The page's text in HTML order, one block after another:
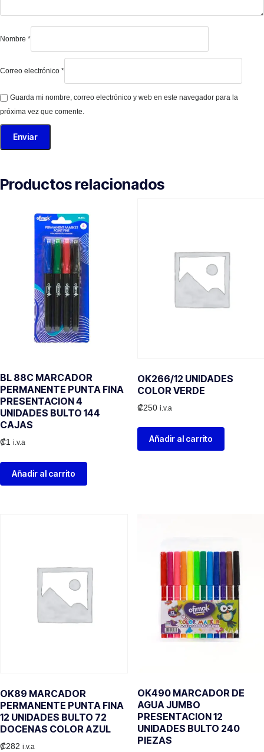
Nombre *
Correo electrónico *
Guarda mi nombre, correo electrónico y web en este navegador para la
próxima vez que comente.
Productos relacionados
BL 88C MARCADOR
PERMANENTE PUNTA FINA
PRESENTACION 4
UNIDADES BULTO 144
CAJAS
₡1 i.v.a
Añadir al carrito
OK266/12 UNIDADES
COLOR VERDE
₡250 i.v.a
Añadir al carrito
OK89 MARCADOR
PERMANENTE PUNTA FINA
12 UNIDADES BULTO 72
DOCENAS COLOR AZUL
₡282 i.v.a
OK490 MARCADOR DE
AGUA JUMBO
PRESENTACION 12
UNIDADES BULTO 240
PIEZAS